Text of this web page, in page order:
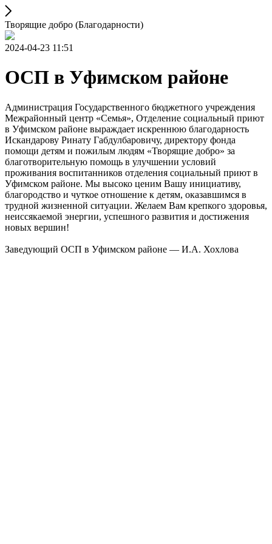
Творящие добро (Благодарности)
2024-04-23 11:51
ОСП в Уфимском районе
Администрация Государственного бюджетного учреждения
Межрайонный центр «Семья», Отделение социальный приют
в Уфимском районе выраждает искреннюю благодарность
Искандарову Ринату Габдулбаровичу, директору фонда
помощи детям и пожилым людям «Творящие добро» за
благотворительную помощь в улучшении условий
проживания воспитанников отделения социальный приют в
Уфимском районе. Мы высоко ценим Вашу инициативу,
благородство и чуткое отношение к детям, оказавшимся в
трудной жизненной ситуации. Желаем Вам крепкого здоровья,
неиссякаемой энергии, успешного развития и достижения
новых вершин!
Заведующий ОСП в Уфимском районе — И.А. Хохлова